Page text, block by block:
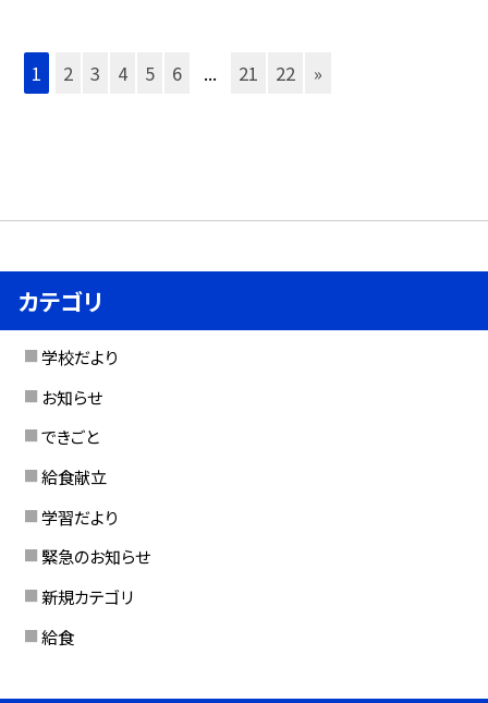
1 2 3 4 5 6 ... 21 22 »
カテゴリ
学校だより
お知らせ
できごと
給食献立
学習だより
緊急のお知らせ
新規カテゴリ
給食